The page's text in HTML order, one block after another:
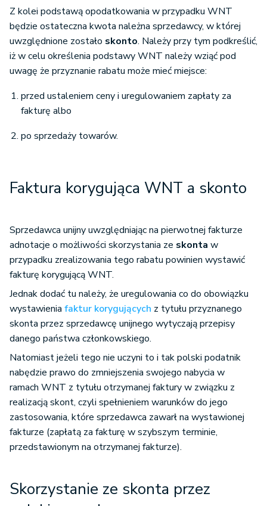
Z kolei podstawą opodatkowania w przypadku WNT
będzie ostateczna kwota należna sprzedawcy, w której
uwzględnione zostało skonto. Należy przy tym podkreślić,
iż w celu określenia podstawy WNT należy wziąć pod
uwagę że przyznanie rabatu może mieć miejsce:
przed ustaleniem ceny i uregulowaniem zapłaty za
fakturę albo
po sprzedaży towarów.
Faktura korygująca WNT a skonto
Sprzedawca unijny uwzględniając na pierwotnej fakturze
adnotacje o możliwości skorzystania ze skonta w
przypadku zrealizowania tego rabatu powinien wystawić
fakturę korygującą WNT.
Jednak dodać tu należy, że uregulowania co do obowiązku
wystawienia faktur korygujących z tytułu przyznanego
skonta przez sprzedawcę unijnego wytyczają przepisy
danego państwa członkowskiego.
Natomiast jeżeli tego nie uczyni to i tak polski podatnik
nabędzie prawo do zmniejszenia swojego nabycia w
ramach WNT z tytułu otrzymanej faktury w związku z
realizacją skont, czyli spełnieniem warunków do jego
zastosowania, które sprzedawca zawarł na wystawionej
fakturze (zapłatą za fakturę w szybszym terminie,
przedstawionym na otrzymanej fakturze).
Skorzystanie ze skonta przez